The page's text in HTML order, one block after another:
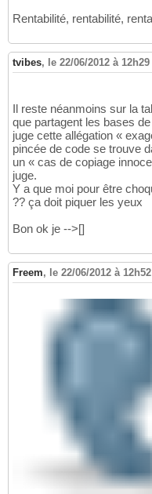
Rentabilité, rentabilité,
tvibes, le 22/06/2012 à 12h29
Il reste néanmoins sur la
que partagent les bases
juge cette allégation «
pincée de code se trouve
un « cas de copiage
juge.
Y a que moi pour être
?? ça doit piquer les yeux
Bon ok je -->[]
Freem, le 22/06/2012 à 12h52